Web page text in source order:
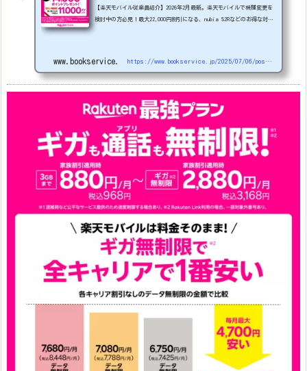
【楽天モバイル従業員紹介】2026年2月最新。楽天モバイルで機種変更を
検討中の方必見！最大22,000円割引になる、nubia S2Rなどのお得な対象
arrows We2 1円 arrows We2 Plus #1円
www.bookservice.jp https://www.bookservice.jp/2025/07/06/post-48181